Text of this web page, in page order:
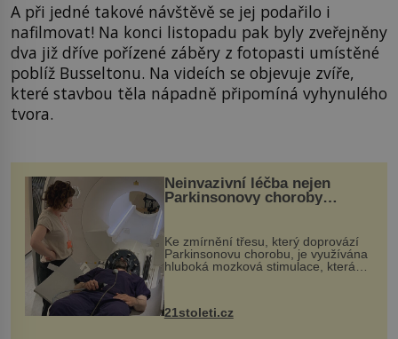
A při jedné takové návštěvě se jej podařilo i
nafilmovat! Na konci listopadu pak byly zveřejněny
dva již dříve pořízené záběry z fotopasti umístěné
poblíž Busseltonu. Na videích se objevuje zvíře,
které stavbou těla nápadně připomíná vyhynulého
tvora.
Neinvazivní léčba nejen
Parkinsonovy choroby
Ke zmírnění třesu, který doprovází
Parkinsonovu chorobu, je využívána
hluboká mozková stimulace, která
však vyžaduje vysoce invazivní
k dostatečně přesnému zacílení ...
21stoleti.cz